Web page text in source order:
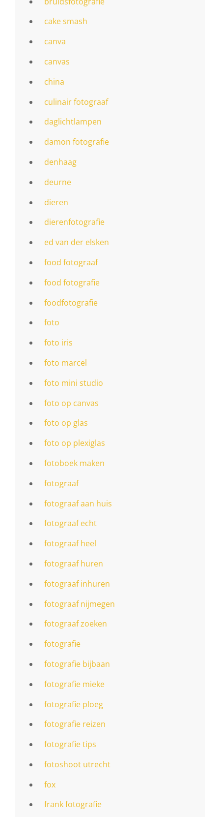
cake smash
canva
canvas
china
culinair fotograaf
daglichtlampen
damon fotografie
denhaag
deurne
dieren
dierenfotografie
ed van der elsken
food fotograaf
food fotografie
foodfotografie
foto
foto iris
foto marcel
foto mini studio
foto op canvas
foto op glas
foto op plexiglas
fotoboek maken
fotograaf
fotograaf aan huis
fotograaf echt
fotograaf heel
fotograaf huren
fotograaf inhuren
fotograaf nijmegen
fotograaf zoeken
fotografie
fotografie bijbaan
fotografie mieke
fotografie ploeg
fotografie reizen
fotografie tips
fotoshoot utrecht
fox
frank fotografie